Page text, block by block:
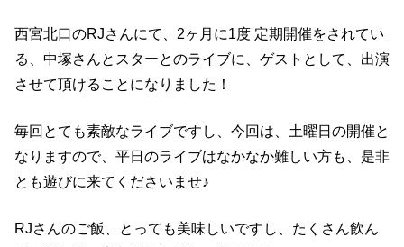
西宮北口のRJさんにて、2ヶ月に1度 定期開催をされてい
る、中塚さんとスターとのライブに、ゲストとして、出演
させて頂けることになりました！
毎回とても素敵なライブですし、今回は、土曜日の開催と
なりますので、平日のライブはなかなか難しい方も、是非
とも遊びに来てくださいませ♪
RJさんのご飯、とっても美味しいですし、たくさん飲ん